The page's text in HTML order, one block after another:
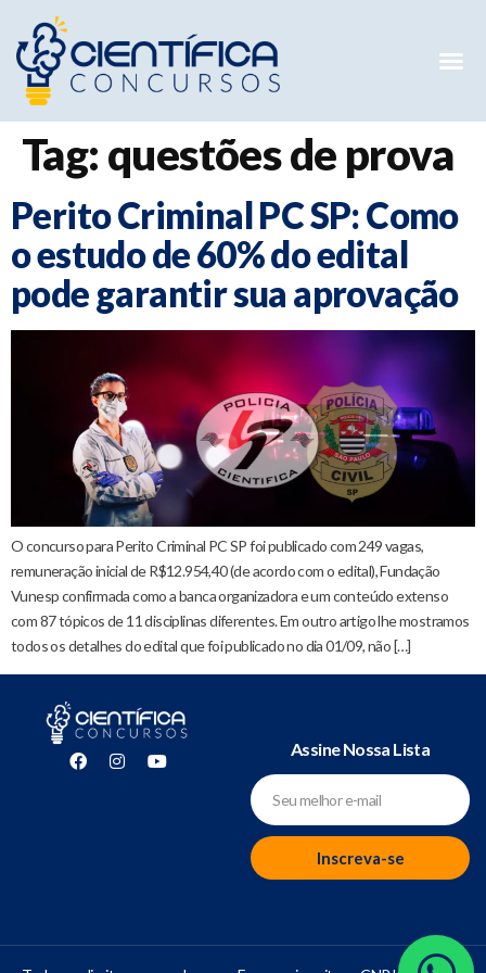
Tag: questões de prova
Perito Criminal PC SP: Como
o estudo de 60% do edital
pode garantir sua aprovação
O concurso para Perito Criminal PC SP foi publicado com 249 vagas,
remuneração inicial de R$12.954,40 (de acordo com o edital), Fundação
Vunesp confirmada como a banca organizadora e um conteúdo extenso
com 87 tópicos de 11 disciplinas diferentes. Em outro artigo lhe mostramos
todos os detalhes do edital que foi publicado no dia 01/09, não […]
Assine Nossa Lista
Inscreva-se